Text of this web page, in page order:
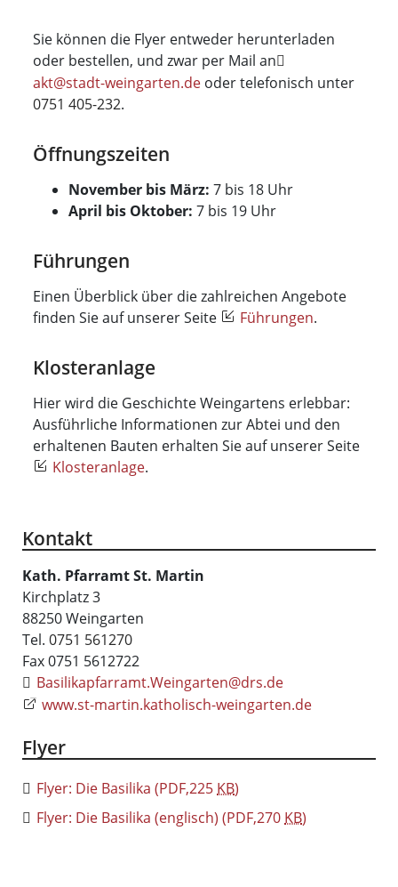
Sie können die Flyer entweder herunterladen
oder bestellen, und zwar per Mail an
akt@stadt-weingarten.de oder telefonisch unter
0751 405-232.
Öffnungszeiten
November bis März: 7 bis 18 Uhr
April bis Oktober: 7 bis 19 Uhr
Führungen
Einen Überblick über die zahlreichen Angebote
finden Sie auf unserer Seite
Führungen.
Klosteranlage
Hier wird die Geschichte Weingartens erlebbar:
Ausführliche Informationen zur Abtei und den
erhaltenen Bauten erhalten Sie auf unserer Seite
Klosteranlage.
Kontakt
Kath. Pfarramt St. Martin
Kirchplatz 3
88250 Weingarten
Tel. 0751 561270
Fax 0751 5612722
Basilikapfarramt.Weingarten@drs.de
www.st-martin.katholisch-weingarten.de
Flyer
Flyer: Die Basilika (PDF,225 KB)
Flyer: Die Basilika (englisch) (PDF,270 KB)